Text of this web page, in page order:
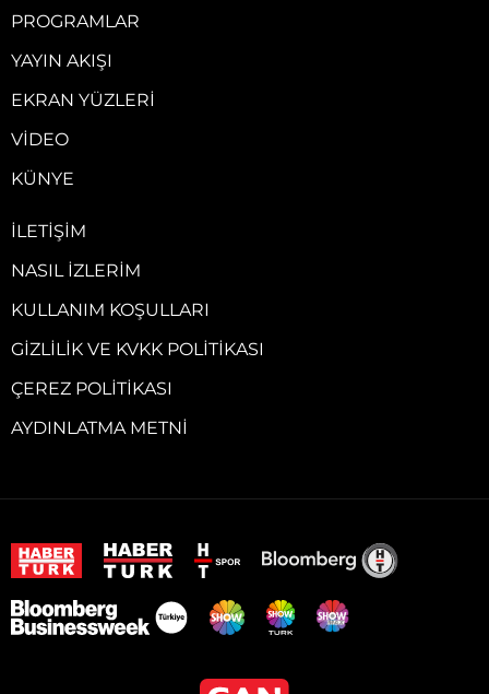
PROGRAMLAR
YAYIN AKIŞI
EKRAN YÜZLERI
VIDEO
KÜNYE
İLETIŞIM
NASIL İZLERIM
KULLANIM KOŞULLARI
GIZLILIK VE KVKK POLITIKASI
ÇEREZ POLITIKASI
AYDINLATMA METNI